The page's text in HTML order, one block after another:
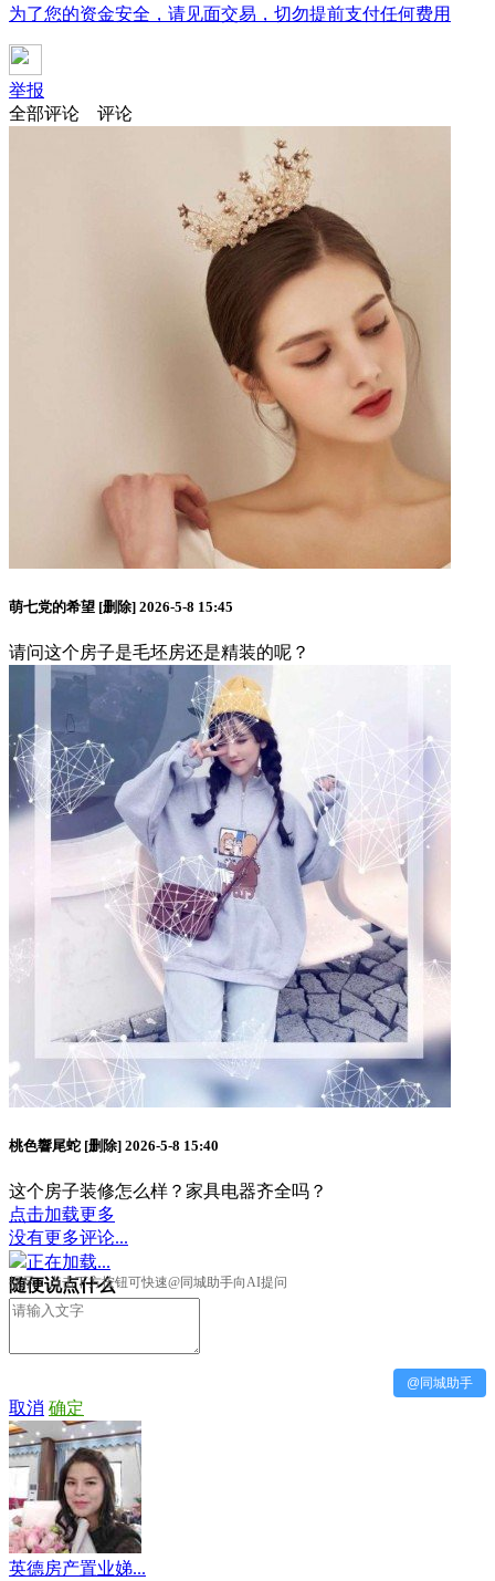
为了您的资金安全，请见面交易，切勿提前支付任何费用
举报
全部评论
评论
萌七党的希望 [删除] 2026-5-8 15:45
请问这个房子是毛坯房还是精装的呢？
桃色響尾蛇 [删除] 2026-5-8 15:40
这个房子装修怎么样？家具电器齐全吗？
点击加载更多
没有更多评论...
正在加载...
随便说点什么
提示：点击下方按钮可快速@同城助手向AI提问
@同城助手
取消 确定
英德房产置业娣...